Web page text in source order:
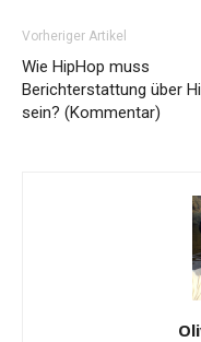
Vorheriger Artikel
Wie HipHop muss
Berichterstattung über
sein? (Kommentar)